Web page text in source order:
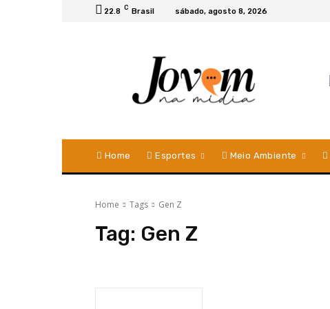
22.8 C Brasil sábado, agosto 8, 2026
Home Esportes Meio Ambiente
Home Tags Gen Z
Tag: Gen Z